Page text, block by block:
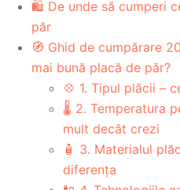
🛍️ De unde să cumperi
păr
🧭 Ghid de cumpărare
mai bună placă de păr?
💠 1. Tipul plăcii –
🌡️ 2. Temperatura
mult decât crezi
🧴 3. Materialul
diferența